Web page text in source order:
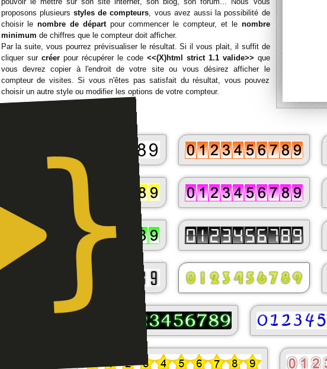
proposons plusieurs styles de compteurs, vous avez aussi la possibilité de
choisir lenombre de départpour commencer le compteur, et le nombre
minimum de chiffres que le compteur doit afficher.
Par la suite, vous pourrez prévisualiser le résultat. Si il vous plait, il suffit de
cliquer sur créerpour récupérer le code <<(X)html strict 1.1 valide>> que
vous devrez copier à l'endroit de votre site ou vous désirez afficher le
compteur de visites. Si vous n'êtes pas satisfait du résultat, vous pouvez
choisir un autre style ou modifier les options de votre compteur.